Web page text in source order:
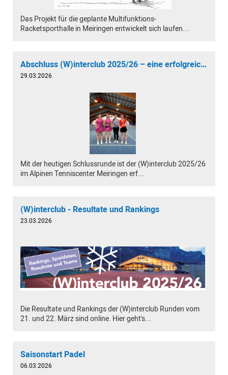
Das Projekt für die geplante Multifunktions-
Racketsporthalle in Meiringen entwickelt sich laufen...
Abschluss (W)interclub 2025/26 – eine erfolgreiche Saison geht zu Ende
29.03.2026
Mit der heutigen Schlussrunde ist der (W)interclub 2025/26
im Alpinen Tenniscenter Meiringen erf...
(W)interclub - Resultate und Rankings
23.03.2026
Die Resultate und Rankings der (W)interclub Runden vom
21. und 22. März sind online. Hier geht's...
Saisonstart Padel
06.03.2026